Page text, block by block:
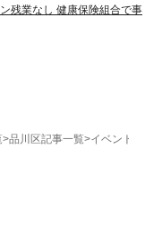
残業なし 健康保険組合で事
>品川区記事一覧>イベント